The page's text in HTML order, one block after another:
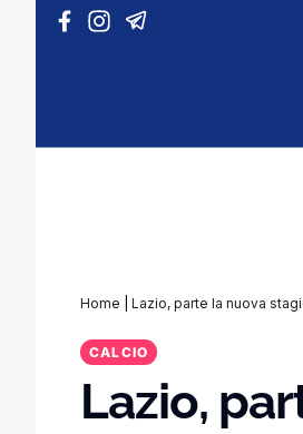
Vai al contenuto
Home Lazio, parte la nuova
CALCIO
Lazio,